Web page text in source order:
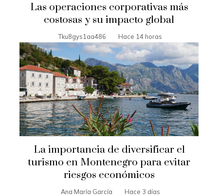
Las operaciones corporativas más
costosas y su impacto global
Tku8gys1aa486 Hace 14 horas
La importancia de diversificar el
turismo en Montenegro para evitar
riesgos económicos
Ana María García Hace 3 días